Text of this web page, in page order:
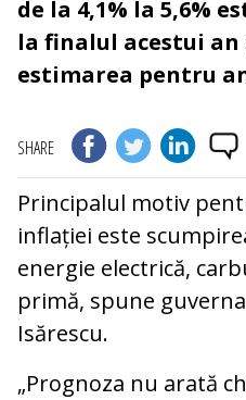
de la 4,1% la 5,6%
la finalul acestui an
estimarea pentru
SHARE
Principalul motiv
inflației este
energie electrică,
primă, spune
Isărescu.
„Prognoza nu arată